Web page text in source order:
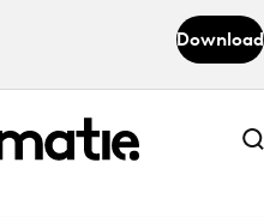
Download
Abonneer nu
Abonneer nu